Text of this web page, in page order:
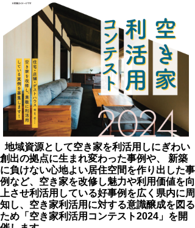
地域資源として空き家を利活用しにぎわい
創出の拠点に生まれ変わった事例や、 新築
に負けない心地よい居住空間を作り出した事
例など、空き家を改修し魅力や利用価値を向
上させ利活用している好事例を広く県内に周
知し、空き家利活用に対する意識醸成を図る
ため「空き家利活用コンテスト2024」を開